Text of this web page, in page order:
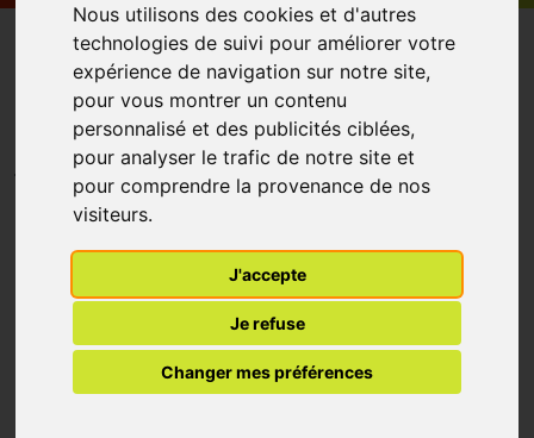
Nous utilisons des cookies et d'autres
technologies de suivi pour améliorer votre
expérience de navigation sur notre site,
pour vous montrer un contenu
personnalisé et des publicités ciblées,
pour analyser le trafic de notre site et
pour comprendre la provenance de nos
visiteurs.
J'accepte
Je refuse
Changer mes préférences
Eucerin Ph5 Pain
Dermatologique Duopack
2x100gr 2e-50%
EUCERIN